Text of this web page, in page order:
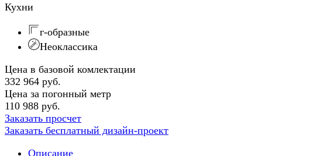
Кухни
г-образные
Неоклассика
Цена в базовой комлектации
332 964 руб.
Цена за погонный метр
110 988 руб.
Заказать просчет
Заказать бесплатный дизайн-проект
Описание